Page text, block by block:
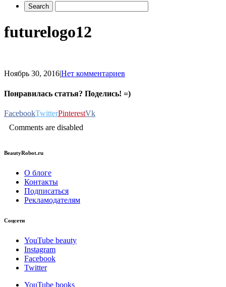
futurelogo12
Ноябрь 30, 2016|Нет комментариев
Понравилась статья? Поделись! =)
FacebookTwitterPinterestVk
Comments are disabled
BeautyRobot.ru
О блоге
Контакты
Подписаться
Рекламодателям
Соцсети
YouTube beauty
Instagram
Facebook
Twitter
YouTube books